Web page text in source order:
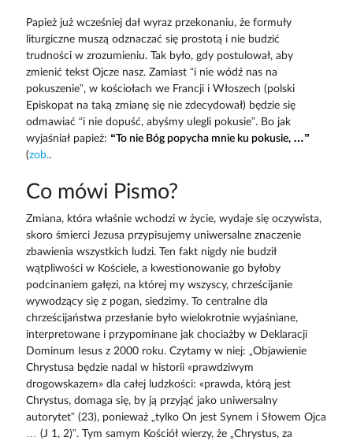
Papież już wcześniej dał wyraz przekonaniu, że formuły
liturgiczne muszą odznaczać się prostotą i nie budzić
trudności w zrozumieniu. Tak było, gdy postulował, aby
zmienić tekst Ojcze nasz. Zamiast “i nie wódź nas na
pokuszenie”, w kościołach we Francji i Włoszech (polski
Episkopat na taką zmianę się nie zdecydował) będzie się
odmawiać “i nie dopuść, abyśmy ulegli pokusie”. Bo jak
wyjaśniał papież: “To nie Bóg popycha mnie ku pokusie, …”
(zob..
Co mówi Pismo?
Zmiana, która właśnie wchodzi w życie, wydaje się oczywista,
skoro śmierci Jezusa przypisujemy uniwersalne znaczenie
zbawienia wszystkich ludzi. Ten fakt nigdy nie budził
wątpliwości w Kościele, a kwestionowanie go byłoby
podcinaniem gałęzi, na której my wszyscy, chrześcijanie
wywodzący się z pogan, siedzimy. To centralne dla
chrześcijaństwa przesłanie było wielokrotnie wyjaśniane,
interpretowane i przypominane jak chociażby w Deklaracji
Dominum Iesus z 2000 roku. Czytamy w niej: „Objawienie
Chrystusa będzie nadal w historii «prawdziwym
drogowskazem» dla całej ludzkości: «prawda, którą jest
Chrystus, domaga się, by ją przyjąć jako uniwersalny
autorytet” (23), ponieważ „tylko On jest Synem i Słowem Ojca
… (J 1, 2)”. Tym samym Kościół wierzy, że „Chrystus, za